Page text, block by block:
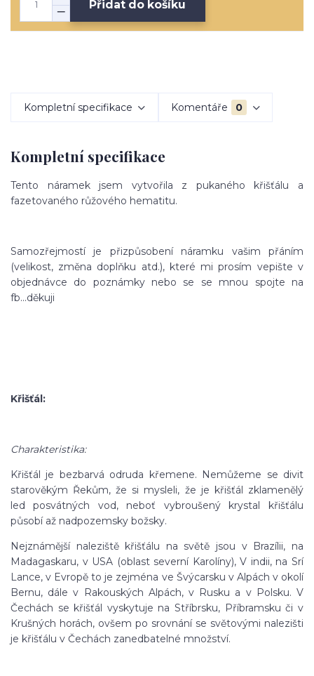
Přidat do košíku
Kompletní specifikace Komentáře 0
Kompletní specifikace
Tento náramek jsem vytvořila z pukaného křišťálu a
fazetovaného růžového hematitu.
Samozřejmostí je přizpůsobení náramku vašim přáním
(velikost, změna doplňku atd.), které mi prosím vepište v
objednávce do poznámky nebo se se mnou spojte na
fb...děkuji
Křišťál:
Charakteristika:
Křišťál je bezbarvá odruda křemene. Nemůžeme se divit
starověkým Řekům, že si mysleli, že je křišťál zklamenělý
led posvátných vod, neboť vybroušený krystal křišťálu
působí až nadpozemsky božsky.
Nejznámější naleziště křišťálu na světě jsou v Brazílii, na
Madagaskaru, v USA (oblast severní Karolíny), V indii, na Srí
Lance, v Evropě to je zejména ve Švýcarsku v Alpách v okolí
Bernu, dále v Rakouských Alpách, v Rusku a v Polsku. V
Čechách se křišťál vyskytuje na Stříbrsku, Příbramsku či v
Krušných horách, ovšem po srovnání se světovými nalezišti
je křišťálu v Čechách zanedbatelné množství.